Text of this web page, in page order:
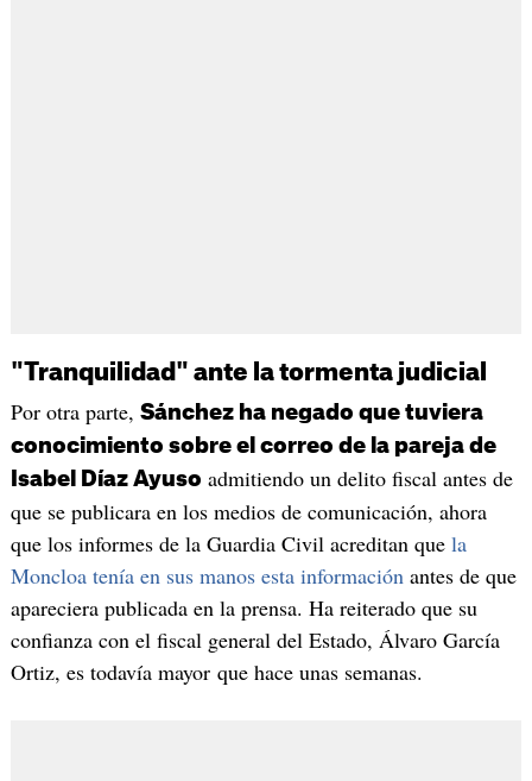
"Tranquilidad" ante la tormenta judicial
Por otra parte, Sánchez ha negado que tuviera
conocimiento sobre el correo de la pareja de
Isabel Díaz Ayuso admitiendo un delito fiscal antes de
que se publicara en los medios de comunicación, ahora
que los informes de la Guardia Civil acreditan que la
Moncloa tenía en sus manos esta informaciónantes de que
apareciera publicada en la prensa. Ha reiterado que su
confianza con el fiscal general del Estado, Álvaro García
Ortiz, es todavía mayor que hace unas semanas.